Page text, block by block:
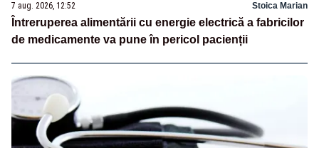
7 aug. 2026, 12:52 Stoica Marian
Întreruperea alimentării cu energie electrică a fabricilor
de medicamente va pune în pericol pacienții